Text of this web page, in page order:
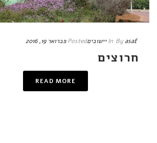
Byasaf
In יישוביםPosted פברואר 19, 2016
חרוצים
READ MORE